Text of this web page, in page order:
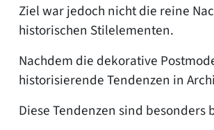
Ziel war jedoch nicht die reine
historischen Stilelementen.
Nachdem die dekorative
historisierende Tendenzen in
Diese Tendenzen sind